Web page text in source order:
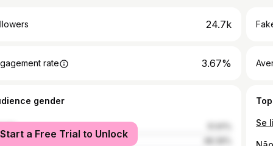
24.7k
rate 3.67%
gender
Start a Free Trial to Unlock